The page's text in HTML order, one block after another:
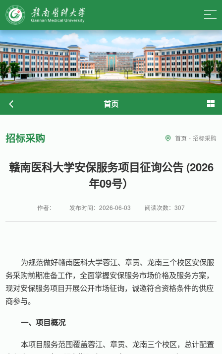
首页
招标采购 首页 - 招标采购
赣南医科大学安保服务项目征询公告 (2026
年09号）
作者： 发布时间：2026-06-03 阅读次数： 307
为规范做好赣南医科大学蓉江、章贡、龙南三个校区安保服
务采购前期准备工作，全面掌握安保服务市场价格及服务方案，
现对安保服务项目开展公开市场征询，诚邀符合资格条件的供应
商参与。
一、项目概况
本项目服务范围覆盖蓉江、章贡、龙南三个校区，总计配置